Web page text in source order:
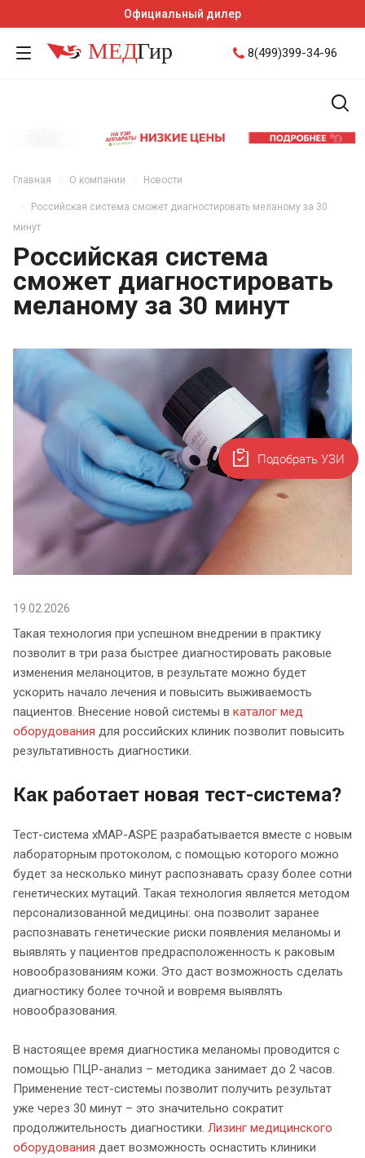
Официальный дилер
8(499)399-34-96
Главная О компании Новости
Российская система сможет диагностировать меланому за 30
минут
Российская система
сможет диагностировать
меланому за 30 минут
19.02.2026
Такая технология при успешном внедрении в практику
позволит в три раза быстрее диагностировать раковые
изменения меланоцитов, в результате можно будет
ускорить начало лечения и повысить выживаемость
пациентов. Внесение новой системы в каталог мед
оборудования для российских клиник позволит повысить
результативность диагностики.
Как работает новая тест-система?
Тест-система xMAP-ASPE разрабатывается вместе с новым
лабораторным протоколом, с помощью которого можно
будет за несколько минут распознавать сразу более сотни
генетических мутаций. Такая технология является методом
персонализованной медицины: она позволит заранее
распознавать генетические риски появления меланомы и
выявлять у пациентов предрасположенность к раковым
новообразованиям кожи. Это даст возможность сделать
диагностику более точной и вовремя выявлять
новообразования.
В настоящее время диагностика меланомы проводится с
помощью ПЦР-анализ – методика занимает до 2 часов.
Применение тест-системы позволит получить результат
уже через 30 минут – это значительно сократит
продолжительность диагностики. Лизинг медицинского
оборудования дает возможность оснастить клиники
Подобрать УЗИ